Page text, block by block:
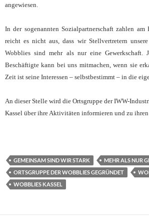
angewiesen.
In der sogenannten Sozialpartnerschaft zahlen am
reicht es nicht aus, dass wir Stellvertretern
Wobblies sind mehr als nur eine Gewerkschaft.
Beschäftigte kann bei uns mitmachen, wenn sie
Zeit ist seine Interessen – selbstbestimmt – in die
An dieser Stelle wird die Ortsgruppe der IWW-
Kassel über ihre Aktivitäten informieren und zu
GEMEINSAM SIND WIR STARK
MEHR ALS NUR
ORTSGRUPPE DER WOBBLIES GEGRÜNDET
WOBBLIES KASSEL